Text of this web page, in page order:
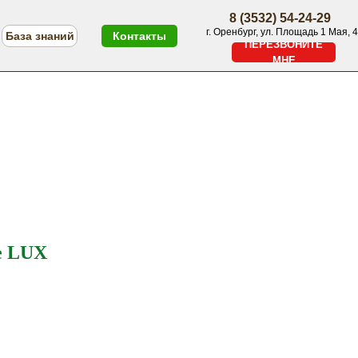
База знаний
ПЕРЕЗВОНИТЕ
МНЕ
Контакты
8 (3532) 54-24-29
г. Оренбург, ул. Площадь 1 Мая, 4
LUX